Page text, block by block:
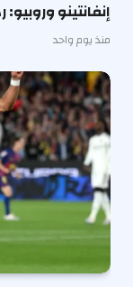
إنفانتينو
منذ يوم واحد